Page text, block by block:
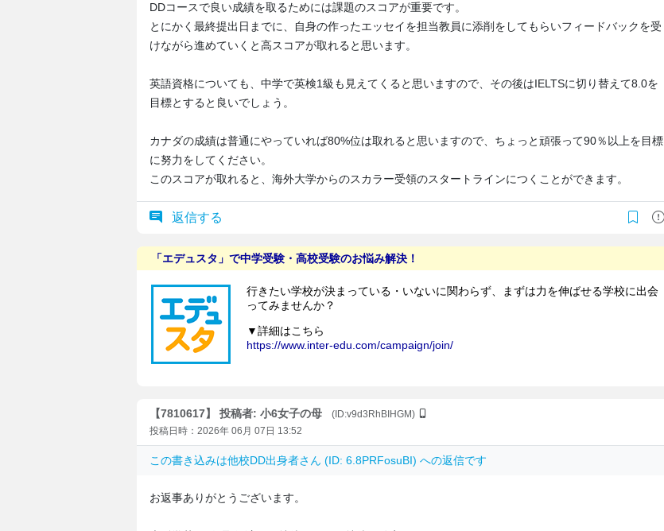
DDコースで良い成績を取るためには課題のスコアが重要です。
とにかく最終提出日までに、自身の作ったエッセイを担当教員に添削をしてもらいフィードバックを受
けながら進めていくと高スコアが取れると思います。
英語資格についても、中学で英検1級も見えてくると思いますので、その後はIELTSに切り替えて8.0を
目標とすると良いでしょう。
カナダの成績は普通にやっていれば80%位は取れると思いますので、ちょっと頑張って90％以上を目標
に努力をしてください。
このスコアが取れると、海外大学からのスカラー受領のスタートラインにつくことができます。
返信する
【7810617】 投稿者: 小6女子の母
(ID:v9d3RhBIHGM)
投稿日時：2026年 06月 07日 13:52
この書き込みは他校DD出身者さん (ID: 6.8PRFosuBI) への返信です
お返事ありがとうございます。